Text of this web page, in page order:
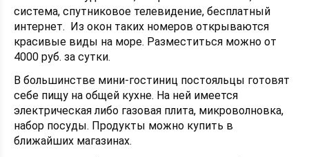
система, спутниковое телевидение, бесплатный
интернет. Из окон таких номеров открываются
красивые виды на море. Разместиться можно от
4000 руб. за сутки.
В большинстве мини-гостиниц постояльцы готовят
себе пищу на общей кухне. На ней имеется
электрическая либо газовая плита, микроволновка,
набор посуды. Продукты можно купить в
ближайших магазинах.